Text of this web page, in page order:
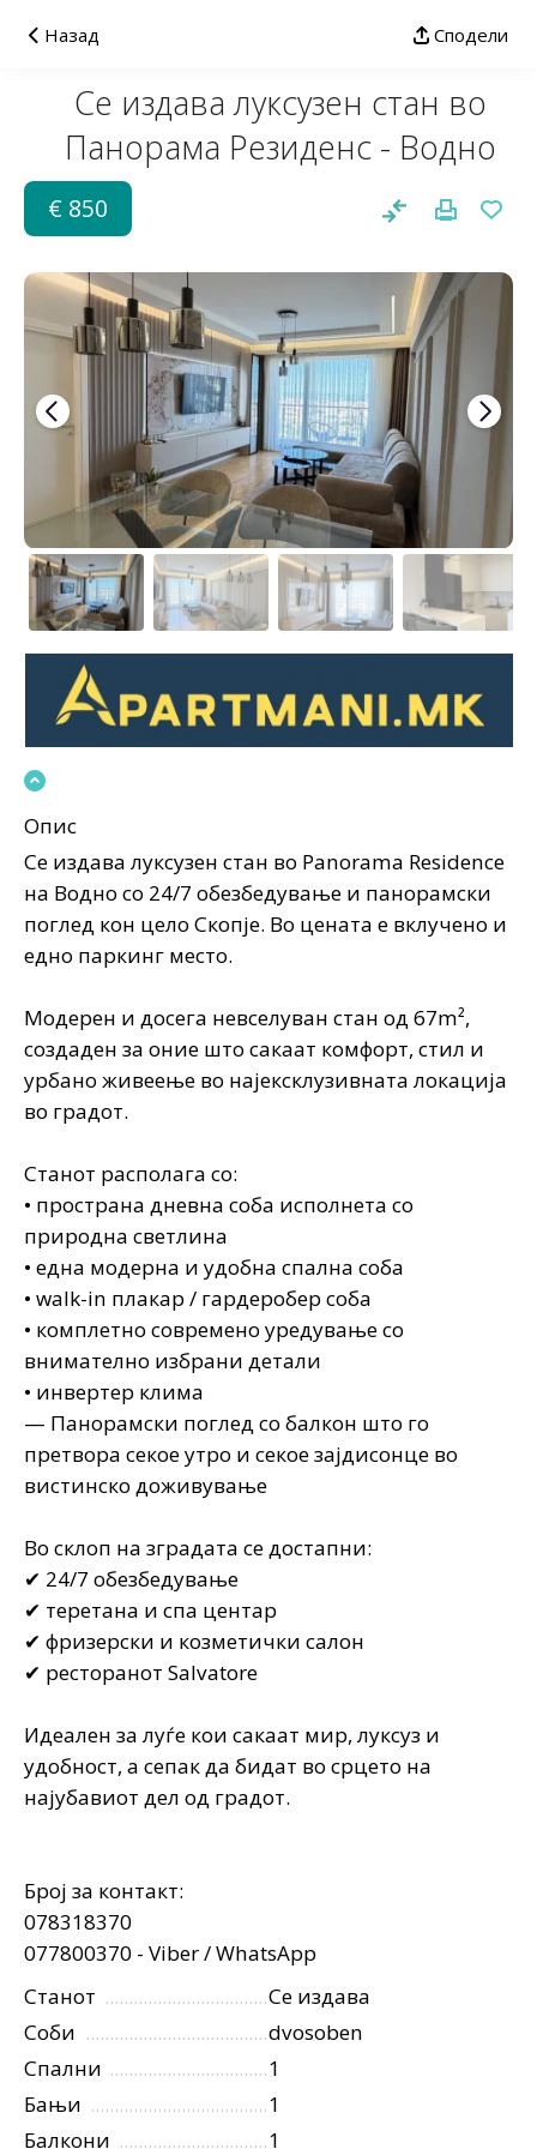
Назад Сподели
Се издава луксузен стан во
Панорама Резиденс - Водно
€ 850
Опис
Се издава луксузен стан во Panorama Residence
на Водно со 24/7 обезбедување и панорамски
поглед кон цело Скопје. Во цената е вклучено и
едно паркинг место.
Модерен и досега невселуван стан од 67m²,
создаден за оние што сакаат комфорт, стил и
урбано живеење во најексклузивната локација
во градот.
Станот располага со:
• пространа дневна соба исполнета со
природна светлина
• една модерна и удобна спална соба
• walk-in плакар / гардеробер соба
• комплетно современо уредување со
внимателно избрани детали
• инвертер клима
— Панорамски поглед со балкон што го
претвора секое утро и секое зајдисонце во
вистинско доживување
Во склоп на зградата се достапни:
✔ 24/7 обезбедување
✔ теретана и спа центар
✔ фризерски и козметички салон
✔ ресторанот Salvatore
Идеален за луѓе кои сакаат мир, луксуз и
удобност, а сепак да бидат во срцето на
најубавиот дел од градот.
Број за контакт:
078318370
077800370 - Viber / WhatsApp
Станот
Се издава
Соби
dvosoben
Спални
1
Бањи
1
Балкони
1